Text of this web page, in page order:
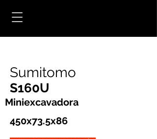
Sumitomo
S160U
Miniexcavadora
450x73.5x86